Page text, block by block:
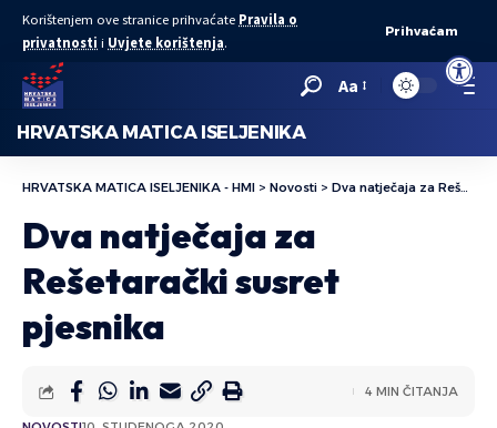
Open
Korištenjem ove stranice prihvaćate Pravila o
privatnosti i Uvjete korištenja.
Prihvaćam
Aa
HRVATSKA MATICA ISELJENIKA
HRVATSKA MATICA ISELJENIKA - HMI > Novosti > Dva natječaja za Rešetarački susret pjesnika
Dva natječaja za
Rešetarački susret
pjesnika
4 MIN ČITANJA